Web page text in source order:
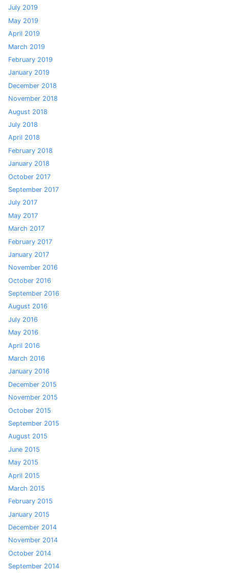
July 2019
May 2019
April 2019
March 2019
February 2019
January 2019
December 2018
November 2018
August 2018
July 2018
April 2018
February 2018
January 2018
October 2017
September 2017
July 2017
May 2017
March 2017
February 2017
January 2017
November 2016
October 2016
September 2016
August 2016
July 2016
May 2016
April 2016
March 2016
January 2016
December 2015
November 2015
October 2015
September 2015
August 2015
June 2015
May 2015
April 2015
March 2015
February 2015
January 2015
December 2014
November 2014
October 2014
September 2014